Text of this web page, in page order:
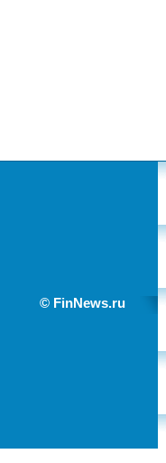
© FinNews.ru